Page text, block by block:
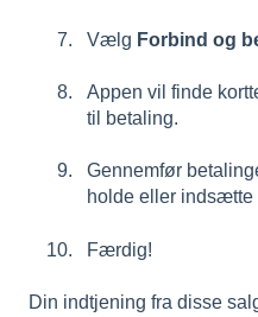
Vælg Forbind og
Appen vil finde
til betaling.
Gennemfør
holde eller indsætte
Færdig!
Din indtjening fra disse